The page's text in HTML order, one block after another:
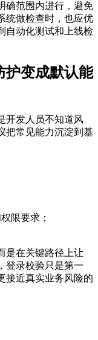
确范围内进行，避免
统做检查时，也应优
自动化测试和上线检
护变成默认能
开发人员不知道风
把常见能力沉淀到基
限要求；
是在关键路径上让
登录校验只是第一
接近真实业务风险的